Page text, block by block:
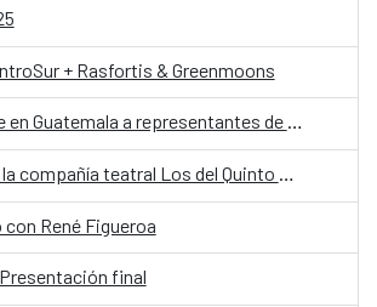
+ Rasfortis & Greenmoons
La AECID reúne en Guatemala a representantes de organizaciones LGTBI+ en una llamada regional contra los discursos de odio y en defensa de la diversidad
«Óctuple» con la compañía teatral Los del Quinto Piso
con René Figueroa
final